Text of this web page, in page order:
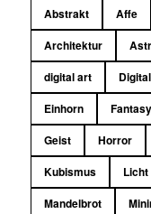
Abstrakt Affe
Architektur
digital art
Einhorn
Fantasy
Geist
Horror
Kubismus
Licht
Mandelbrot